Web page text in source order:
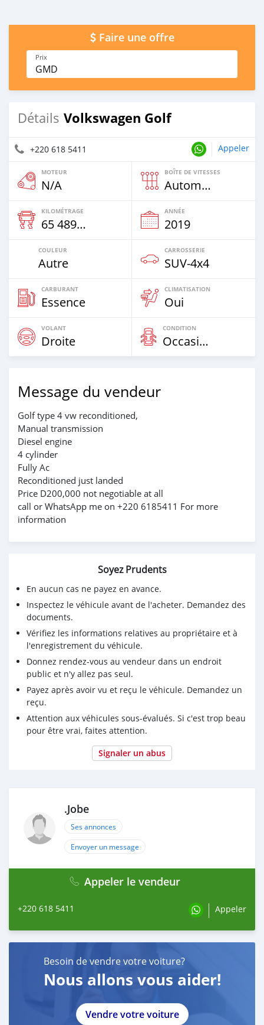
Faire une offre
Prix
GMD
Détails Volkswagen Golf
+220 618 5411 Appeler
MOTEUR
N/A
BOÎTE DE VITESSES
Automatique
KILOMÉTRAGE
65 489 Km
ANNÉE
2019
COULEUR
Autre
CARROSSERIE
SUV‒4x4
CARBURANT
Essence
CLIMATISATION
Oui
VOLANT
Droite
CONDITION
Occasion
Message du vendeur
Golf type 4 vw reconditioned,
Manual transmission
Diesel engine
4 cylinder
Fully Ac
Reconditioned just landed
Price D200,000 not negotiable at all
call or WhatsApp me on +220 6185411 For more
information
Soyez Prudents
En aucun cas ne payez en avance.
Inspectez le véhicule avant de l'acheter. Demandez des
documents.
Vérifiez les informations relatives au propriétaire et à
l'enregistrement du véhicule.
Donnez rendez-vous au vendeur dans un endroit
public et n'y allez pas seul.
Payez après avoir vu et reçu le véhicule. Demandez un
reçu.
Attention aux véhicules sous-évalués. Si c'est trop beau
pour être vrai, faites attention.
Signaler un abus
.Jobe
Ses annonces
Envoyer un message
Appeler le vendeur
+220 618 5411 Appeler
Besoin de vendre votre voiture?
Nous allons vous aider!
Vendre votre voiture